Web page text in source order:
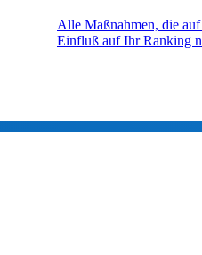
Alle Maßnahmen, die auf
Einfluß auf Ihr Ranking